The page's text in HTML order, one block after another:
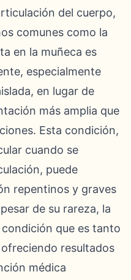
del cuerpo,
comunes como la
en la muñeca es
especialmente
en lugar de
más amplia que
Esta condición,
cuando se
puede
repentinos y graves
de su rareza, la
que es tanto
resultados
médica